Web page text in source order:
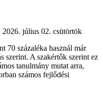
2026. július 02. csütörtök
70 százaléka használ már
szerint. A szakértők szerint ez
tanulmány mutat arra,
számos fejlődési